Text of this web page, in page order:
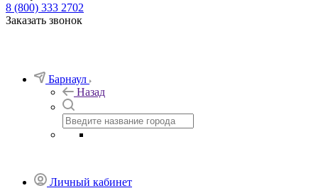
8 (800) 333 2702
Заказать звонок
Барнаул
Назад
Личный кабинет